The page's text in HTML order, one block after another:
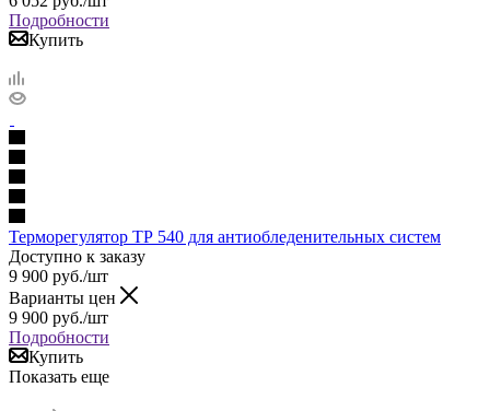
Подробности
Купить
Терморегулятор ТР 540 для антиобледенительных систем
Доступно к заказу
9 900 руб./шт
Варианты цен
9 900 руб./шт
Подробности
Купить
Показать еще